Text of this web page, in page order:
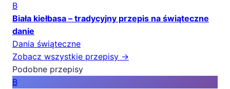
B
Biała kiełbasa – tradycyjny przepis na świąteczne
danie
Dania świąteczne
Zobacz wszystkie przepisy →
Podobne przepisy
B